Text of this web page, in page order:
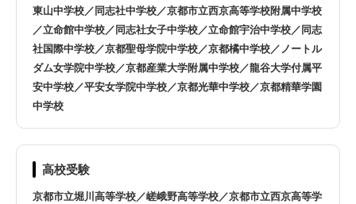
東山中学校／同志社中学校／京都市立西京高等学校附属中学校
／立命館中学校／同志社女子中学校／立命館宇治中学校／同志
社国際中学校／京都聖母学院中学校／京都橘中学校／ノートル
ダム女学院中学校／京都産業大学附属中学校／龍谷大学付属平
安中学校／平安女学院中学校／京都光華中学校／京都精華学園
中学校
高校受験
京都市立堀川高等学校／嵯峨野高等学校／京都市立西京高等学